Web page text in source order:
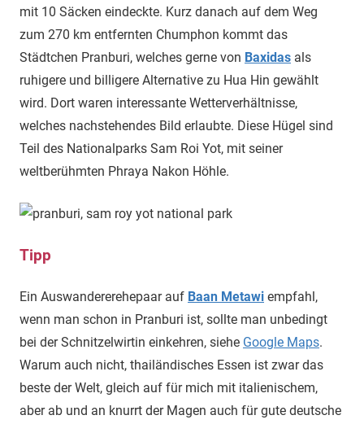
mit 10 Säcken eindeckte. Kurz danach auf dem Weg
zum 270 km entfernten Chumphon kommt das
Städtchen Pranburi, welches gerne von Baxidas als
ruhigere und billigere Alternative zu Hua Hin gewählt
wird. Dort waren interessante Wetterverhältnisse,
welches nachstehendes Bild erlaubte. Diese Hügel sind
Teil des Nationalparks Sam Roi Yot, mit seiner
weltberühmten Phraya Nakon Höhle.
Tipp
Ein Auswandererehepaar auf Baan Metawi empfahl,
wenn man schon in Pranburi ist, sollte man unbedingt
bei der Schnitzelwirtin einkehren, siehe Google Maps.
Warum auch nicht, thailändisches Essen ist zwar das
beste der Welt, gleich auf für mich mit italienischem,
aber ab und an knurrt der Magen auch für gute deutsche